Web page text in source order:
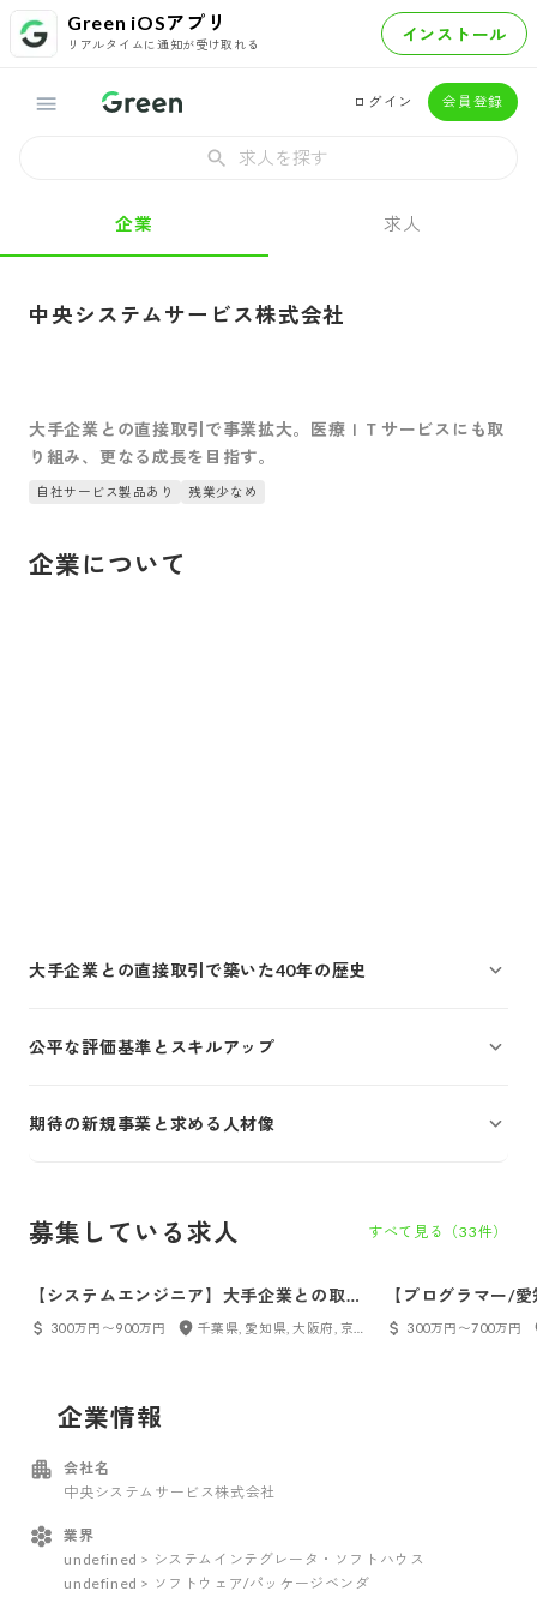
Green iOSアプリ
リアルタイムに通知が受け取れる インストール
ログイン 会員登録
求人を探す
企業 求人
中央システムサービス株式会社
大手企業との直接取引で事業拡大。医療ＩＴサービスにも取
り組み、更なる成長を目指す。
自社サービス製品あり 残業少なめ
企業について
大手企業との直接取引で築いた40年の歴史
公平な評価基準とスキルアップ
期待の新規事業と求める人材像
募集している求人 すべて見る（33件）
【システムエンジニア】大手企業との取引
多数。上流工程に携われます！
300万円〜900万円
【プログラマー/
多数。上流工程に
300万円〜700万円
企業情報
会社名
中央システムサービス株式会社
業界
undefined > システムインテグレータ・ソフトハウス
undefined > ソフトウェア/パッケージベンダ